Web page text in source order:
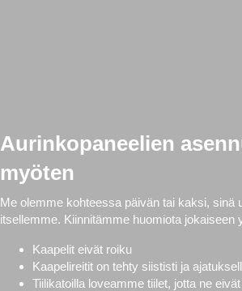
Aurinkopaneelien
myöten
Me olemme kohteessa päivän tai kaksi,
itsellemme. Kiinnitämme huomiota
Kaapelit eivät roiku
Kaapelireitit on tehty siististi ja
Tiilikatoilla loveamme tiilet, jotta ne